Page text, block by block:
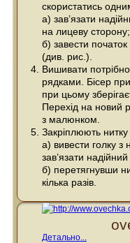
скористатись
а) зав’язати
на лицеву сторону;
б) завести початок
(див. рис.).
Вишивати
рядками. Бісер
при цьому
Перехід на новий
з малюнком.
Закріплюють
а) вивести голку з
зав’язати
б) перетягнувши
кілька разів.
Детально...